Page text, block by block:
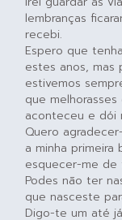
lembranças
recebi.
Espero que
estes anos, mas
estivemos
que
aconteceu e dói
Quero
a minha primeira
esquecer-me de
Podes não ter
que nasceste
Digo-te um até